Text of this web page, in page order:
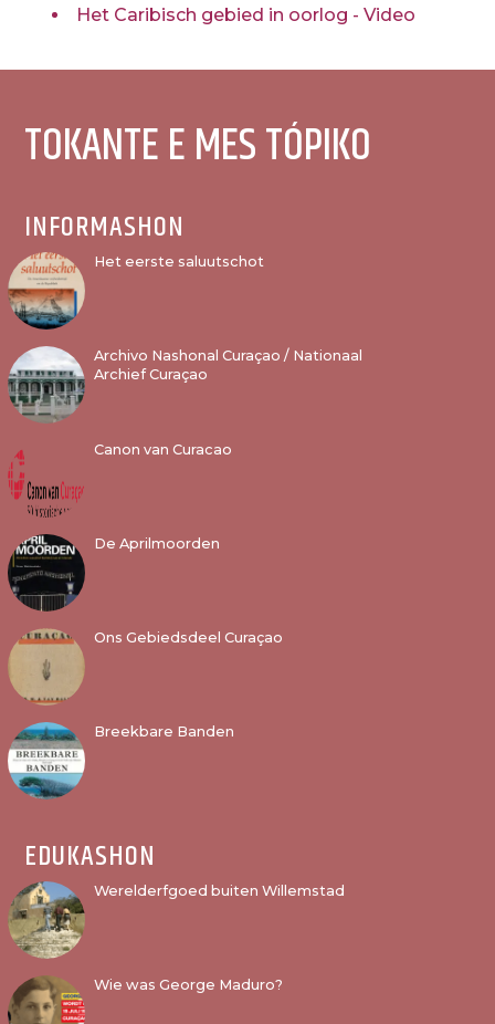
Het Caribisch gebied in oorlog - Video
TOKANTE E MES TÓPIKO
INFORMASHON
Het eerste saluutschot
Archivo Nashonal Curaçao / Nationaal
Archief Curaçao
Canon van Curacao
De Aprilmoorden
Ons Gebiedsdeel Curaçao
Breekbare Banden
EDUKASHON
Werelderfgoed buiten Willemstad
Wie was George Maduro?